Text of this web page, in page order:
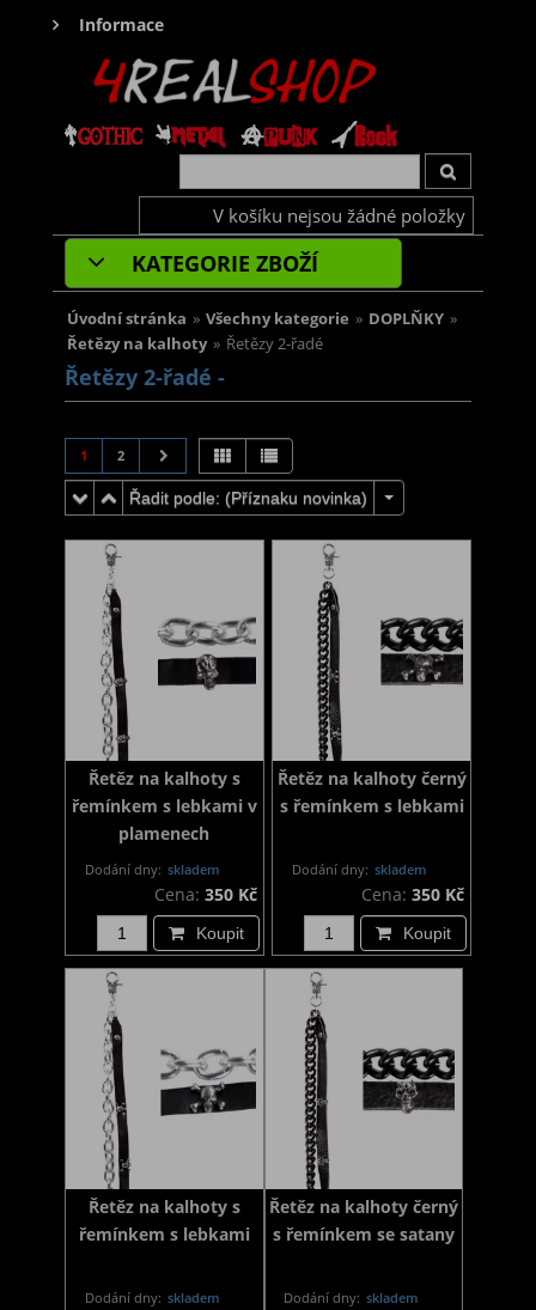
Informace
V košíku nejsou žádné položky
KATEGORIE ZBOŽÍ
Úvodní stránka » Všechny kategorie » DOPLŇKY »
Řetězy na kalhoty » Řetězy 2-řadé
Řetězy 2-řadé -
1 2
Řadit podle: (Příznaku novinka)
Řetěz na kalhoty s
řemínkem s lebkami v
plamenech
Dodání dny: skladem
Cena: 350 Kč
Koupit
Řetěz na kalhoty černý
s řemínkem s lebkami
Dodání dny: skladem
Cena: 350 Kč
Koupit
Řetěz na kalhoty s
řemínkem s lebkami
Dodání dny: skladem
Řetěz na kalhoty černý
s řemínkem se satany
Dodání dny: skladem